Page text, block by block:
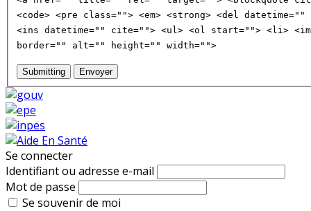
<code> <pre class=""> <em> <strong> <del
<ins datetime="" cite=""> <ul> <ol start=""> <li>
border="" alt="" height="" width="">
Submitting Envoyer
Se connecter
Identifiant ou adresse e-mail
Mot de passe
Se souvenir de moi